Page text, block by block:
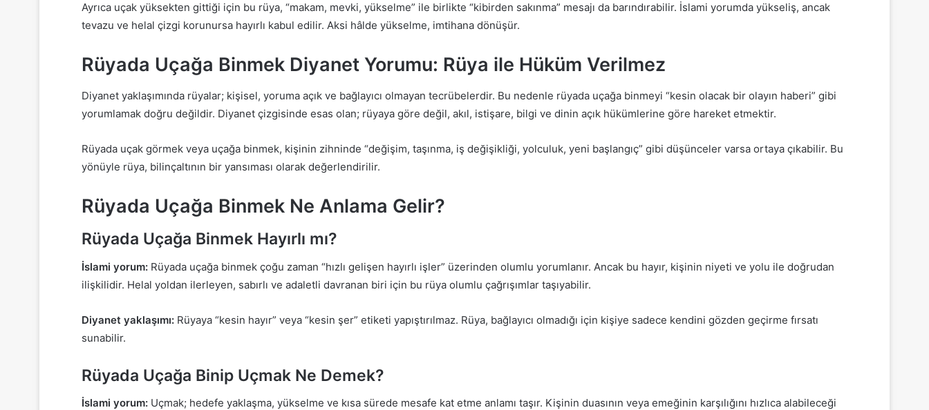
Ayrıca uçak yüksekten gittiği için bu rüya, “makam, mevki, yükselme” ile birlikte “kibirden sakınma” mesajı da barındırabilir. İslami yorumda yükseliş, ancak
tevazu ve helal çizgi korunursa hayırlı kabul edilir. Aksi hâlde yükselme, imtihana dönüşür.
Rüyada Uçağa Binmek Diyanet Yorumu: Rüya ile Hüküm Verilmez
Diyanet yaklaşımında rüyalar; kişisel, yoruma açık ve bağlayıcı olmayan tecrübelerdir. Bu nedenle rüyada uçağa binmeyi “kesin olacak bir olayın haberi” gibi
yorumlamak doğru değildir. Diyanet çizgisinde esas olan; rüyaya göre değil, akıl, istişare, bilgi ve dinin açık hükümlerine göre hareket etmektir.
Rüyada uçak görmek veya uçağa binmek, kişinin zihninde “değişim, taşınma, iş değişikliği, yolculuk, yeni başlangıç” gibi düşünceler varsa ortaya çıkabilir. Bu
yönüyle rüya, bilinçaltının bir yansıması olarak değerlendirilir.
Rüyada Uçağa Binmek Ne Anlama Gelir?
Rüyada Uçağa Binmek Hayırlı mı?
İslami yorum: Rüyada uçağa binmek çoğu zaman “hızlı gelişen hayırlı işler” üzerinden olumlu yorumlanır. Ancak bu hayır, kişinin niyeti ve yolu ile doğrudan
ilişkilidir. Helal yoldan ilerleyen, sabırlı ve adaletli davranan biri için bu rüya olumlu çağrışımlar taşıyabilir.
Diyanet yaklaşımı: Rüyaya “kesin hayır” veya “kesin şer” etiketi yapıştırılmaz. Rüya, bağlayıcı olmadığı için kişiye sadece kendini gözden geçirme fırsatı
sunabilir.
Rüyada Uçağa Binip Uçmak Ne Demek?
İslami yorum: Uçmak; hedefe yaklaşma, yükselme ve kısa sürede mesafe kat etme anlamı taşır. Kişinin duasının veya emeğinin karşılığını hızlıca alabileceği